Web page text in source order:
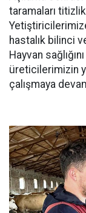
taramaları
hastalık bilinci
Hayvan
üreticilerimizin
çalışmaya